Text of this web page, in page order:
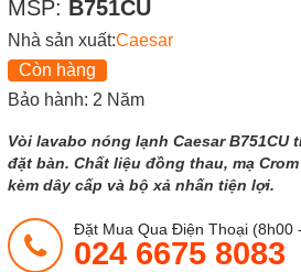
MSP: B751CU
Nhà sản xuất:Caesar
Còn hàng
Bảo hành: 2 Năm
Vòi lavabo nóng lạnh Caesar B751CU
đặt bàn. Chất liệu đồng thau, mạ
kèm dây cấp và bộ xả nhấn tiện lợi.
Đặt Mua Qua Điện Thoại (8h00
024 6675 8083